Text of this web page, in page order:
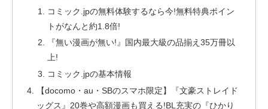
コミック.jpの無料体験するなら今!無料特典ポイン
トがなんと約1.8倍!
『無い漫画が無い!』国内最大級の品揃え35万冊以
上!
コミック.jpの基本情報
【docomo・au・SBのスマホ限定】『文豪ストレイド
ッグス』20巻や高額漫画も買える!BL充実の『ひかり